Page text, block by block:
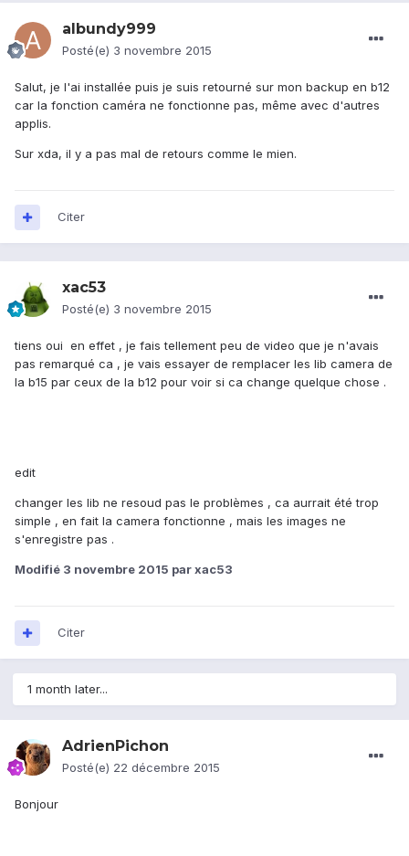
albundy999
Posté(e) 3 novembre 2015
Salut, je l'ai installée puis je suis retourné sur mon backup en b12
car la fonction caméra ne fonctionne pas, même avec d'autres
applis.
Sur xda, il y a pas mal de retours comme le mien.
Citer
xac53
Posté(e) 3 novembre 2015
tiens oui en effet , je fais tellement peu de video que je n'avais
pas remarqué ca , je vais essayer de remplacer les lib camera de
la b15 par ceux de la b12 pour voir si ca change quelque chose .
edit
changer les lib ne resoud pas le problèmes , ca aurrait été trop
simple , en fait la camera fonctionne , mais les images ne
s'enregistre pas .
Modifié 3 novembre 2015 par xac53
Citer
1 month later...
AdrienPichon
Posté(e) 22 décembre 2015
Bonjour